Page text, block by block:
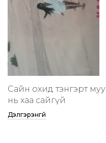
Сайн охид тэнгэрт муу
нь хаа сайгүй
Дэлгэрэнгүй